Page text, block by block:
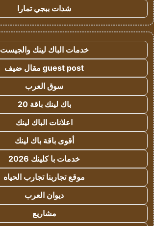
شدات ببجي تمارا
خدمات الباك لينك والجيست
guest post مقال ضيف
سوق العرب
باك لينك باقة 20
اعلانات الباك لينك
أقوى باقة باك لينك
خدمات با كلينك 2026
موقع تجاربنا تجارب الحياه
ديوان العرب
مشاريع